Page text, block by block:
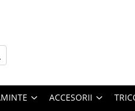
ACCESORII